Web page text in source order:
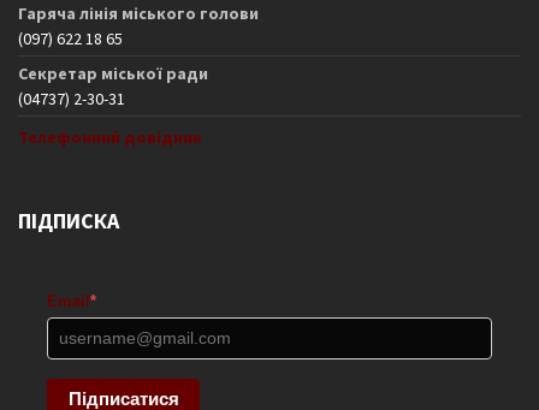
Гаряча лінія міського голови
(097) 622 18 65
Секретар міської ради
(04737) 2-30-31
Телефонний довідник
ПІДПИСКА
Email*
Підписатися